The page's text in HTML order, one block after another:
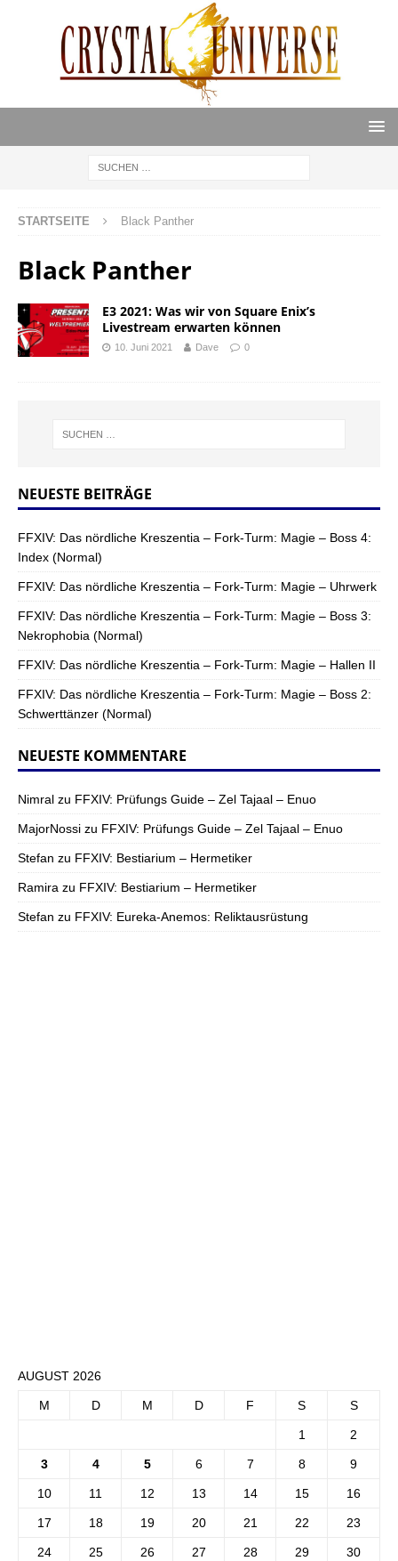
STARTSEITE Black Panther
Black Panther
E3 2021: Was wir von Square Enix’s
Livestream erwarten können
10. Juni 2021 Dave 0
NEUESTE BEITRÄGE
FFXIV: Das nördliche Kreszentia – Fork-Turm: Magie – Boss 4:
Index (Normal)
FFXIV: Das nördliche Kreszentia – Fork-Turm: Magie – Uhrwerk
FFXIV: Das nördliche Kreszentia – Fork-Turm: Magie – Boss 3:
Nekrophobia (Normal)
FFXIV: Das nördliche Kreszentia – Fork-Turm: Magie – Hallen II
FFXIV: Das nördliche Kreszentia – Fork-Turm: Magie – Boss 2:
Schwerttänzer (Normal)
NEUESTE KOMMENTARE
Nimral zu FFXIV: Prüfungs Guide – Zel Tajaal – Enuo
MajorNossi zu FFXIV: Prüfungs Guide – Zel Tajaal – Enuo
Stefan zu FFXIV: Bestiarium – Hermetiker
Ramira zu FFXIV: Bestiarium – Hermetiker
Stefan zu FFXIV: Eureka-Anemos: Reliktausrüstung
AUGUST 2026
M D M D F S S
1 2
3 4 5 6 7 8 9
10 11 12 13 14 15 16
17 18 19 20 21 22 23
24 25 26 27 28 29 30